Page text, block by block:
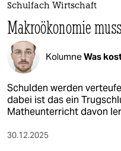
Schulfach Wirtschaft
Makroökonomie
KolumneWas
Schulden werden
dabei ist das ein
Matheunterricht davon
30.12.2025